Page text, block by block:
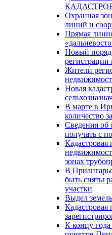
Охранная
линий и
Прямая
Новый
Жители
Новая
В марте в
количество
Сведения об
получать с
Кадастровая
зонах
В
быть сняты
участки
Выдел
Кадастровая
К концу